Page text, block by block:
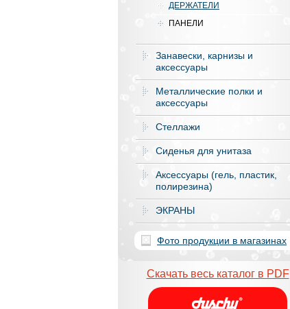
ДЕРЖАТЕЛИ
ПАНЕЛИ
Занавески, карнизы и
аксессуары
Металлические полки и
аксессуары
Стеллажи
Сиденья для унитаза
Аксесcуары (гель, пластик,
полирезина)
ЭКРАНЫ
Фото продукции в магазинах
Скачать весь каталог в PDF